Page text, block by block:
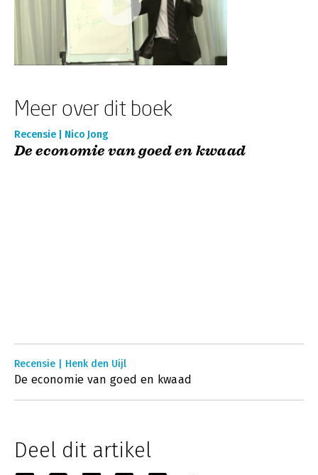
Meer over dit boek
Recensie | Nico Jong
De economie van goed en kwaad
Recensie | Henk den Uijl
De economie van goed en kwaad
Deel dit artikel